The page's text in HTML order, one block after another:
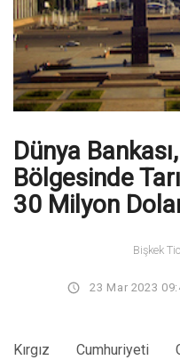
Dünya
Bölgesinde
30 Milyon
Bişkek
23 Mar 2023
Kırgız Cumhuriyeti